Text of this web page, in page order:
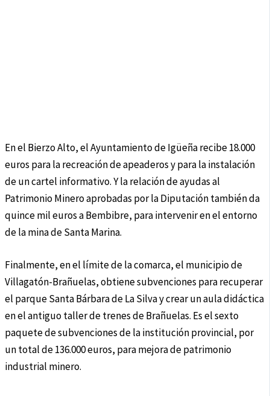
En el Bierzo Alto, el Ayuntamiento de Igüeña recibe 18.000
euros para la recreación de apeaderos y para la instalación
de un cartel informativo. Y la relación de ayudas al
Patrimonio Minero aprobadas por la Diputación también da
quince mil euros a Bembibre, para intervenir en el entorno
de la mina de Santa Marina.
Finalmente, en el límite de la comarca, el municipio de
Villagatón-Brañuelas, obtiene subvenciones para recuperar
el parque Santa Bárbara de La Silva y crear un aula didáctica
en el antiguo taller de trenes de Brañuelas. Es el sexto
paquete de subvenciones de la institución provincial, por
un total de 136.000 euros, para mejora de patrimonio
industrial minero.